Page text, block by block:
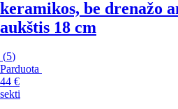
keramikos, be drenažo
aukštis 18 cm
(5)
Parduota
44 €
sekti